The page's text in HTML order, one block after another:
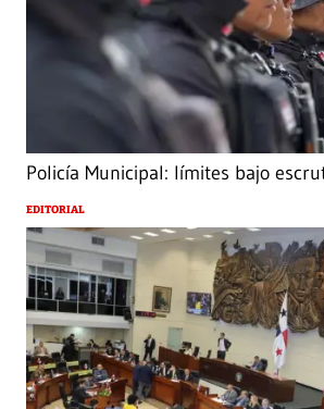
Policía Municipal: límites bajo
EDITORIAL